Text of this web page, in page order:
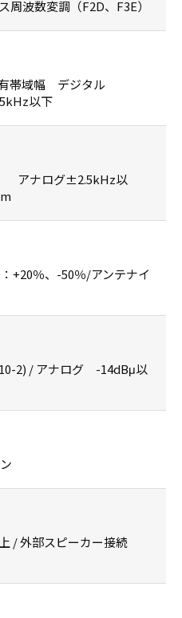
周波数変調（F2D、F3E）
帯域幅 デジタル
以下
アナログ±2.5kHz以
+20％、-50％/アンテナイ
2) / アナログ -14dBμ以
/ 外部スピーカー接続